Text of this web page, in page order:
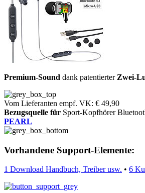
Premium-Sound dank patentierter Zwei-
Vom Lieferanten empf. VK: € 49,90
Bezugsquelle für Sport-Kopfhörer
PEARL
Vorhandene Support-Elemente:
1 Download Handbuch, Treiber usw. • 6